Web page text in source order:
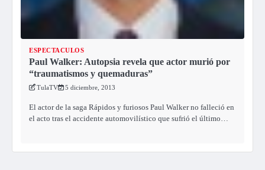
ESPECTACULOS
Paul Walker: Autopsia revela que actor murió por
“traumatismos y quemaduras”
TulaTV 5 diciembre, 2013
El actor de la saga Rápidos y furiosos Paul Walker no falleció en
el acto tras el accidente automovilístico que sufrió el último…